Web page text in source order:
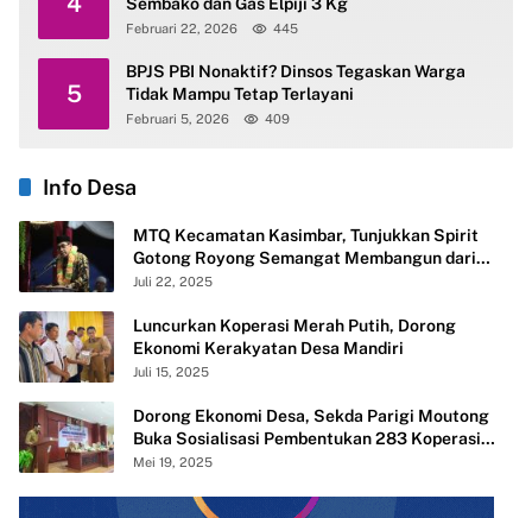
Februari 22, 2026 445
5
BPJS PBI Nonaktif? Dinsos Tegaskan Warga
Tidak Mampu Tetap Terlayani
Februari 5, 2026 409
Info Desa
MTQ Kecamatan Kasimbar, Tunjukkan Spirit
Gotong Royong Semangat Membangun dari
Desa
Juli 22, 2025
Luncurkan Koperasi Merah Putih, Dorong
Ekonomi Kerakyatan Desa Mandiri
Juli 15, 2025
Dorong Ekonomi Desa, Sekda Parigi Moutong
Buka Sosialisasi Pembentukan 283 Koperasi
Merah Putih
Mei 19, 2025